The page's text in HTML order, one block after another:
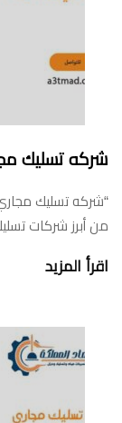
شركه تسليك
“شركه تسليك
من أبرز شركات
اقرأ المزيد